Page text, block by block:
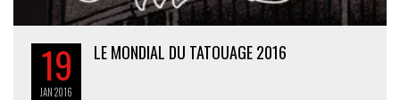
19
JAN2016
LE MONDIAL DU TATOUAGE 2016